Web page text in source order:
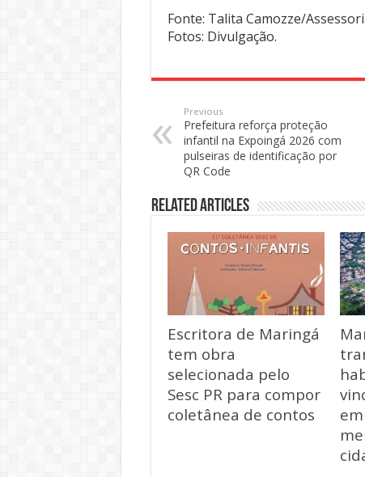
Fonte: Talita Camozze/
Fotos: Divulgação.
Previous
Prefeitura reforça proteção
infantil na Expoingá 2026 com
pulseiras de identificação por
QR Code
Related Articles
Escritora de Maringá
tem obra
selecionada pelo
Sesc PR para compor
coletânea de contos